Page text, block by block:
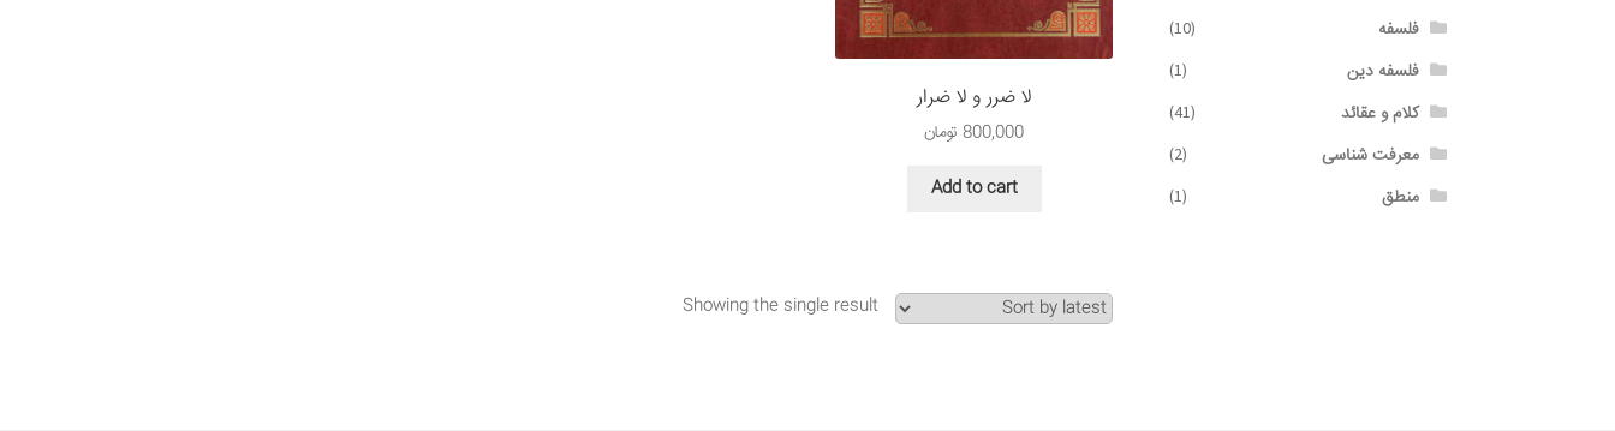
لا ضرر و لا ضرار
800,000 تومان
Add to cart
Showing the single result
فلسفه (10)
فلسفه دین (1)
کلام و عقائد (41)
معرفت شناسی (2)
منطق (1)